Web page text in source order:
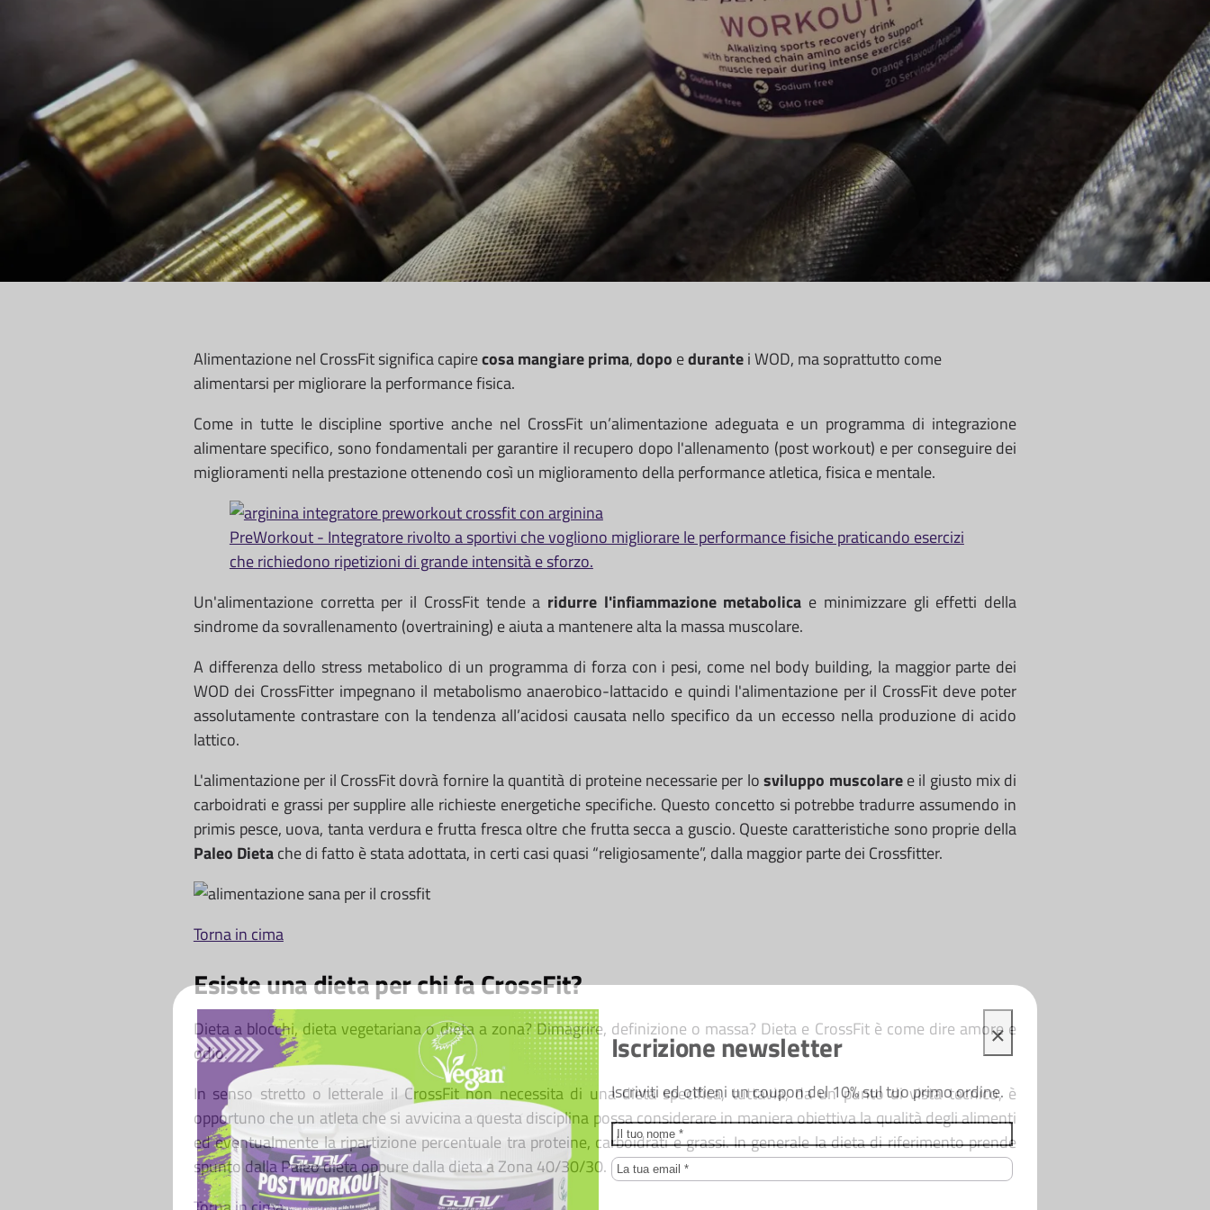
Alimentazione nel CrossFit significa capirecosa mangiare prima,dopo edurantei WOD, ma soprattutto come
alimentarsi per migliorare la performance fisica.
Come in tutte le discipline sportive anche nel CrossFit un’alimentazione adeguata e un programma di integrazione
alimentare specifico, sono fondamentali per garantire il recupero dopo l'allenamento (post workout) e per conseguire dei
miglioramenti nella prestazione ottenendo così un miglioramento della performance atletica, fisica e mentale.
PreWorkout - Integratore rivolto a sportivi che vogliono migliorare le performance fisiche praticando esercizi
che richiedono ripetizioni di grande intensità e sforzo.
Un'alimentazione corretta per il CrossFit tende a ridurre l'infiammazione metabolica e minimizzare gli effetti della
sindrome da sovrallenamento (overtraining) e aiuta a mantenere alta la massa muscolare.
A differenza dello stress metabolico di un programma di forza con i pesi, come nel body building, la maggior parte dei
WOD dei CrossFitter impegnano il metabolismo anaerobico-lattacido e quindi l'alimentazione per il CrossFit deve poter
assolutamente contrastare con la tendenza all’acidosi causata nello specifico da un eccesso nella produzione di acido
lattico.
L'alimentazione per il CrossFit dovrà fornire la quantità di proteine necessarie per losviluppo muscolaree il giusto mix di
carboidrati e grassi per supplire alle richieste energetiche specifiche. Questo concetto si potrebbe tradurre assumendo in
primis pesce, uova, tanta verdura e frutta fresca oltre che frutta secca a guscio. Queste caratteristiche sono proprie della
Paleo Dietache di fatto è stata adottata, in certi casi quasi “religiosamente”, dalla maggior parte dei Crossfitter.
Torna in cima
Esiste una dieta per chi fa CrossFit?
Dieta a blocchi, dieta vegetariana o dieta a zona? Dimagrire, definizione o massa? Dieta e CrossFit è come dire amore e
odio.
In senso stretto o letterale il CrossFit non necessita di una dieta specifica, tuttavia, da un punto di vista tecnico, è
opportuno che un atleta che si avvicina a questa disciplina possa considerare in maniera obiettiva la qualità degli alimenti
ed eventualmente la ripartizione percentuale tra proteine, carboidrati e grassi. In generale la dieta di riferimento prende
spunto dalla Paleo dieta oppure dalla dieta a Zona 40/30/30.
×
Iscrizione newsletter
Iscriviti ed ottieni un coupon del 10% sul tuo primo ordine.
Name
Email